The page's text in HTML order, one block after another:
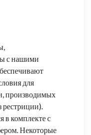
с нашими
для
производимых
в комплекте с
Некоторые